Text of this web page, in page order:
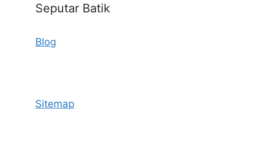
Seputar Batik
Blog
Sitemap